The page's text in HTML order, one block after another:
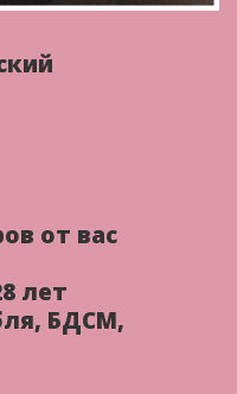
от вас
лет
БДСМ,